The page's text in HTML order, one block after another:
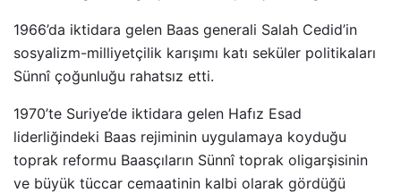
1966’da iktidara gelen Baas generali Salah Cedid’in
sosyalizm-milliyetçilik karışımı katı seküler politikaları
Sünnî çoğunluğu rahatsız etti.
1970’te Suriye’de iktidara gelen Hafız Esad
liderliğindeki Baas rejiminin uygulamaya koyduğu
toprak reformu Baasçıların Sünnî toprak oligarşisinin
ve büyük tüccar cemaatinin kalbi olarak gördüğü